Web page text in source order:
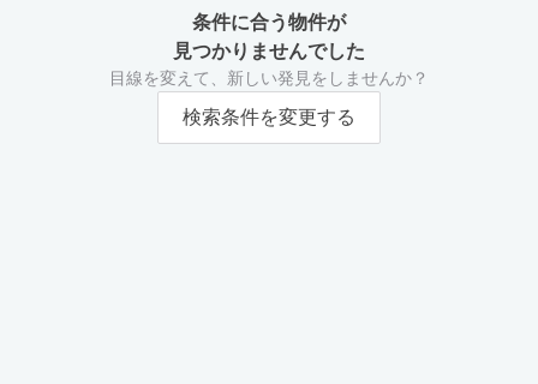
条件に合う物件が
見つかりませんでした
目線を変えて、新しい発見をしませんか？
検索条件を変更する